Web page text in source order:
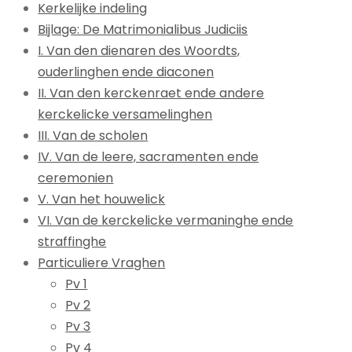
Kerkelijke indeling
Bijlage: De Matrimonialibus Judiciis
I. Van den dienaren des Woordts,
ouderlinghen ende diaconen
II. Van den kerckenraet ende andere
kerckelicke versamelinghen
III. Van de scholen
IV. Van de leere, sacramenten ende
ceremonien
V. Van het houwelick
VI. Van de kerckelicke vermaninghe ende
straffinghe
Particuliere Vraghen
Pv 1
Pv 2
Pv 3
Pv 4